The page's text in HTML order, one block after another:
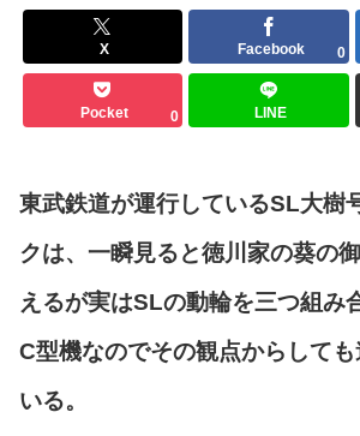
X Facebook 0
Pocket 0 LINE
東武鉄道が運行しているSL大樹
クは、一瞬見ると徳川家の葵の
えるが実はSLの動輪を三つ組み
C型機なのでその観点からして
いる。